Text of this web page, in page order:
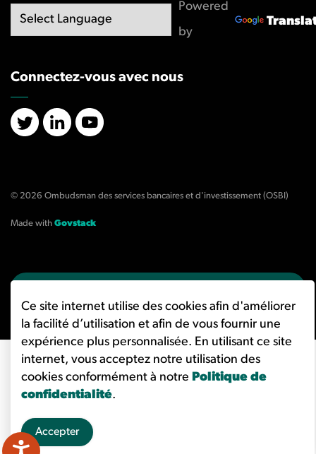
Powered
by
Connectez-vous avec nous
X/TwitterLinkedInYouTube
© 2026 Ombudsman des services bancaires et d'investissement (OSBI)
Made with Govstack
Ce site internet utilise des cookies afin d'améliorer
la facilité d’utilisation et afin de vous fournir une
expérience plus personnalisée. En utilisant ce site
internet, vous acceptez notre utilisation des
cookies conformément à notre Politique de
confidentialité.
Accepter